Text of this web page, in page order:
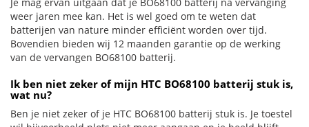
weer jaren mee kan. Het is wel goed om te weten dat
batterijen van nature minder efficiënt worden over tijd.
Bovendien bieden wij 12 maanden garantie op de werking
van de vervangen BO68100 batterij.
Ik ben niet zeker of mijn HTC BO68100 batterij stuk is,
wat nu?
Ben je niet zeker of je HTC BO68100 batterij stuk is. Je toestel